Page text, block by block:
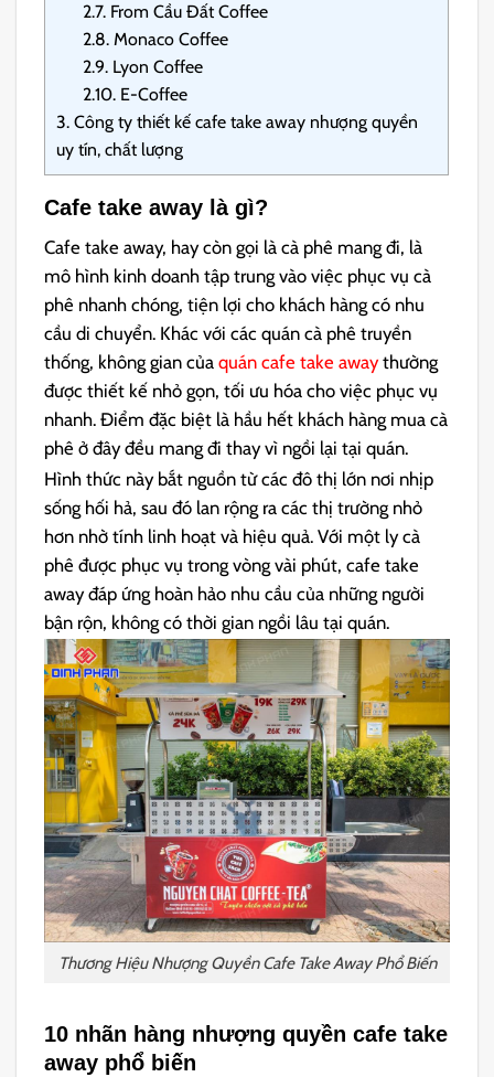
2.7. From Cầu Đất Coffee
2.8. Monaco Coffee
2.9. Lyon Coffee
2.10. E-Coffee
3. Công ty thiết kế cafe take away nhượng quyền
uy tín, chất lượng
Cafe take away là gì?
Cafe take away, hay còn gọi là cà phê mang đi, là
mô hình kinh doanh tập trung vào việc phục vụ cà
phê nhanh chóng, tiện lợi cho khách hàng có nhu
cầu di chuyển. Khác với các quán cà phê truyền
thống, không gian củaquán cafe take away thường
được thiết kế nhỏ gọn, tối ưu hóa cho việc phục vụ
nhanh. Điểm đặc biệt là hầu hết khách hàng mua cà
phê ở đây đều mang đi thay vì ngồi lại tại quán.
Hình thức này bắt nguồn từ các đô thị lớn nơi nhịp
sống hối hả, sau đó lan rộng ra các thị trường nhỏ
hơn nhờ tính linh hoạt và hiệu quả. Với một ly cà
phê được phục vụ trong vòng vài phút, cafe take
away đáp ứng hoàn hảo nhu cầu của những người
bận rộn, không có thời gian ngồi lâu tại quán.
Thương Hiệu Nhượng Quyền Cafe Take Away Phổ Biến
10 nhãn hàng nhượng quyền cafe take
away phổ biến